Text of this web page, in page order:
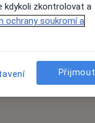
kdykoli zkontrolovat a
ochrany soukromí a
Přijmout